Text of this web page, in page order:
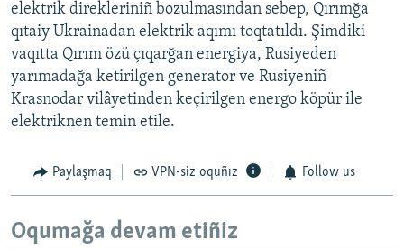
elektrik direkleriniñ bozulmasından sebep, Qırımğa
qıtaiy Ukrainadan elektrik aqımı toqtatıldı. Şimdiki
vaqıtta Qırım özü çıqarğan energiya, Rusiyeden
yarımadağa ketirilgen generator ve Rusiyeniñ
Krasnodar vilâyetinden keçirilgen energo köpür ile
elektriknen temin etile.
Paylaşmaq VPN-siz oquñız Follow us
Oqumağa devam etiñiz